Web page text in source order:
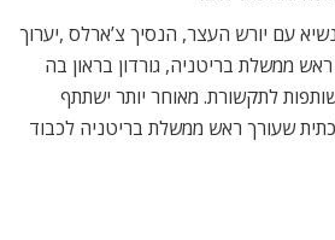
עם יורש העצר, הנסיך צ’ארלס ,יערוך
ממשלת בריטניה, גורדון בראון בה
לתקשורת. מאוחר יותר ישתתף
שעורך ראש ממשלת בריטניה לכבוד